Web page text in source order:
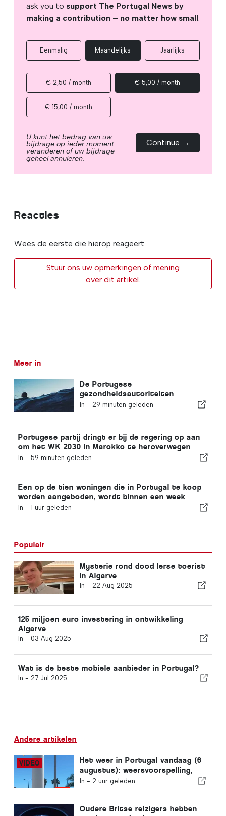
ask you to support The Portugal News by
making a contribution – no matter how small.
Eenmalig Maandelijks Jaarlijks
€ 2,50 / month € 5,00 / month
€ 15,00 / month
U kunt het bedrag van uw
bijdrage op ieder moment
veranderen of uw bijdrage
geheel annuleren.
Continue →
Reacties
Wees de eerste die hierop reageert
Stuur ons uw opmerkingen of mening
over dit artikel.
Meer in
De Portugese
gezondheidsautoriteiten
waarschuwen voor de gevaren
In - 29 minuten geleden
Portugese partij dringt er bij de regering op aan
om het WK 2030 in Marokko te heroverwegen
vanwege de crisis rond Ceuta
In - 59 minuten geleden
Een op de tien woningen die in Portugal te koop
worden aangeboden, wordt binnen een week
verkocht
In - 1 uur geleden
Populair
Mysterie rond dood Ierse toerist
in Algarve
In - 22 Aug 2025
125 miljoen euro investering in ontwikkeling
Algarve
In - 03 Aug 2025
Wat is de beste mobiele aanbieder in Portugal?
In - 27 Jul 2025
Andere artikelen
Het weer in Portugal vandaag (6
augustus): weersvoorspelling,
temperaturen en wat je kunt
In - 2 uur geleden
Oudere Britse reizigers hebben